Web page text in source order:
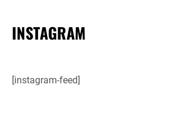
INSTAGRAM
[instagram-feed]